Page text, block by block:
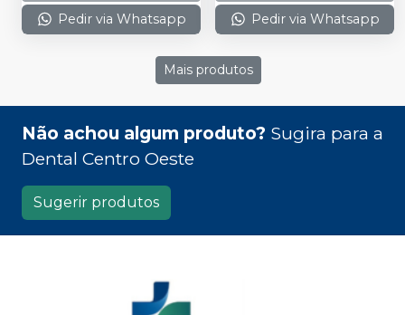
Ø8mm fibra ótica + 2
Ponteiras de
três dentes) + 1 protetor
ocular + 1 base de carga +
Pedir via Whatsapp Pedir via Whatsapp
Mais produtos
Não achou algum produto? Sugira para a
Dental Centro Oeste
Sugerir produtos